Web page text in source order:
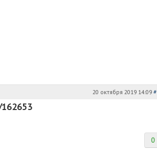
20 октября 2019 14:09 #
0